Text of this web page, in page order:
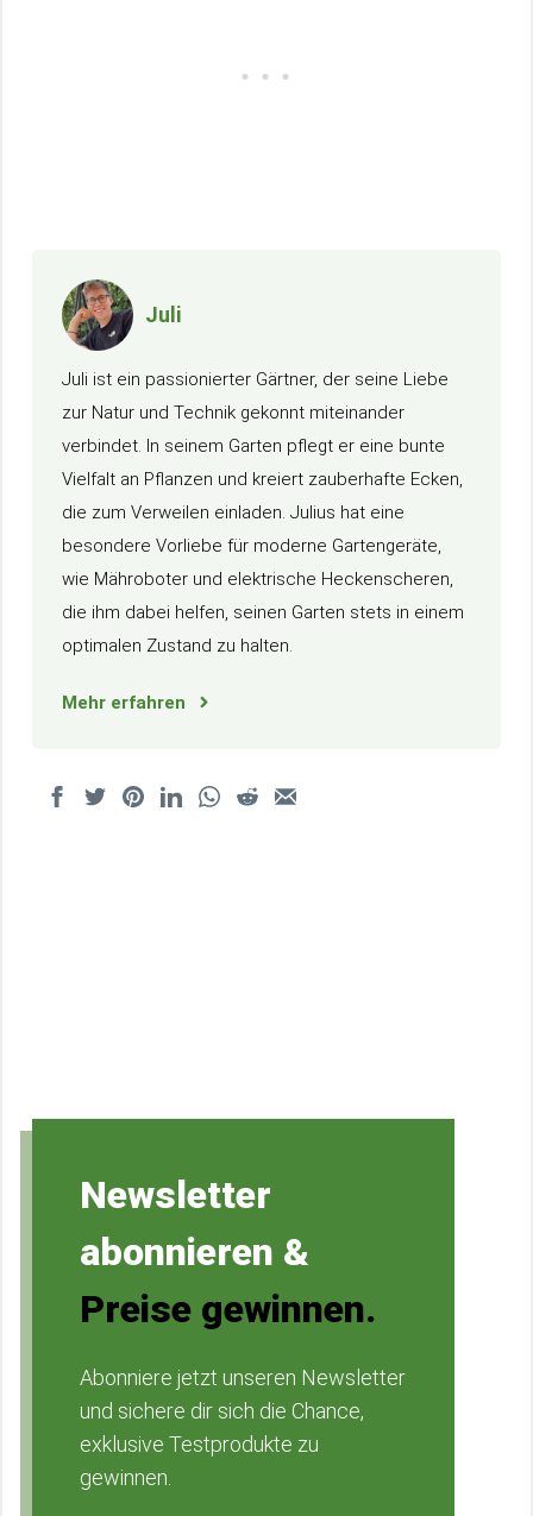
Juli
Juli ist ein passionierter Gärtner, der seine Liebe
zur Natur und Technik gekonnt miteinander
verbindet. In seinem Garten pflegt er eine bunte
Vielfalt an Pflanzen und kreiert zauberhafte Ecken,
die zum Verweilen einladen. Julius hat eine
besondere Vorliebe für moderne Gartengeräte,
wie Mähroboter und elektrische Heckenscheren,
die ihm dabei helfen, seinen Garten stets in einem
optimalen Zustand zu halten.
Mehr erfahren
Newsletter
abonnieren &
Preise gewinnen.
Abonniere jetzt unseren Newsletter
und sichere dir sich die Chance,
exklusive Testprodukte zu
gewinnen.